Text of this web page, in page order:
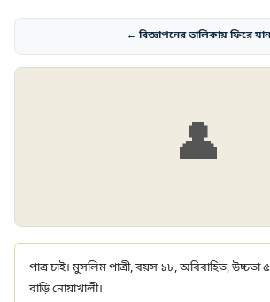
← বিজ্ঞাপনের তালিকায় ফিরে যান
👤
পাত্র চাই। মুসলিম পাত্রী, বয়স ১৮, অবিবাহিত, উচ্চতা
বাড়ি নোয়াখালী।